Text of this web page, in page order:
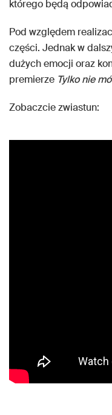
którego będą
Pod względem
części. Jednak w
dużych emocji oraz
premierze Tylko nie
Zobaczcie zwiastun: